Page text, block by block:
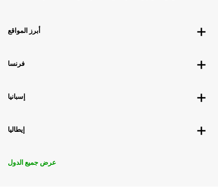
أبرز المواقع
فرنسا
إسبانيا
إيطاليا
عرض جميع الدول